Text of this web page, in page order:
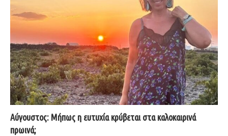
Αύγουστος: Μήπως η ευτυχία κρύβεται στα καλοκαιρινά
πρωινά;